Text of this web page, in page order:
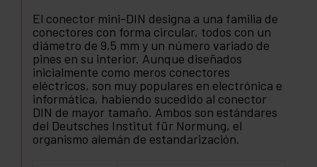
El conector mini-DIN designa a una familia de
conectores con forma circular, todos con un
diámetro de 9,5 mm y un número variado de
pines en su interior. Aunque diseñados
inicialmente como meros conectores
eléctricos, son muy populares en electrónica e
informática, habiendo sucedido al conector
DIN de mayor tamaño. Ambos son estándares
del Deutsches Institut für Normung, el
organismo alemán de estandarización.